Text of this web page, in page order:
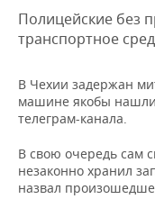
ДЕКЛАРАЦИИ О
КОРОЛИ
ВУЗЫ
ТОРГОВЫЕ
ТАТАРСТАНА
НОВОСТИ
ФИНАНСЫ
БАНКИ
ИНВЕСТИЦИИ
ПРОМЫШЛЕННОСТЬ
НОВОСТИ
АГРОПРОМ
НЕФТЕХИМИЯ
НЕДВИЖИМОСТЬ
НОВОСТИ
АВТО
НОВОСТИ
ТЕХНОЛОГИИ
Полицейские без
транспортное
В Чехии задержан
машине якобы нашли
телеграм-канала.
В свою очередь сам
незаконно хранил
назвал